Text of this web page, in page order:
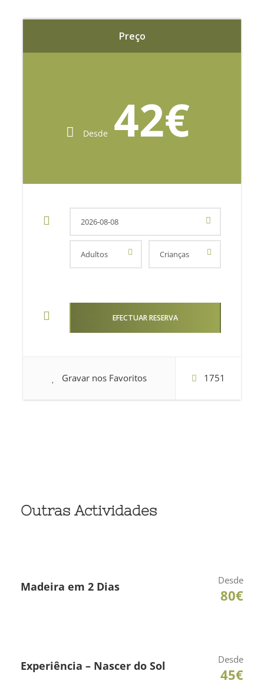
Preço
Desde 42€
Gravar nos Favoritos 1751
Outras Actividades
Madeira em 2 Dias Desde
80€
Experiência – Nascer do Sol Desde
45€